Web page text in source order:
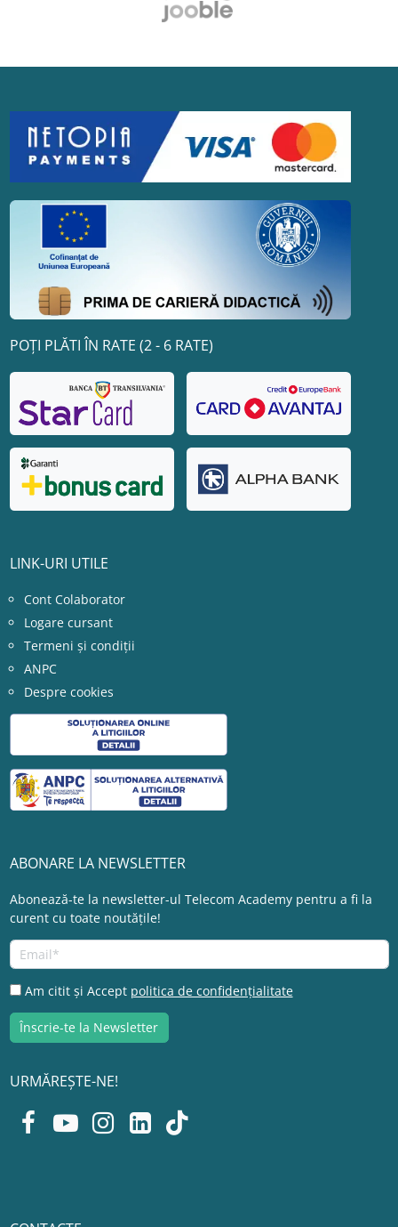
POȚI PLĂTI ÎN RATE (2 - 6 RATE)
LINK-URI UTILE
Cont Colaborator
Logare cursant
Termeni și condiții
ANPC
Despre cookies
ABONARE LA NEWSLETTER
Abonează-te la newsletter-ul Telecom Academy pentru a fi la
curent cu toate noutățile!
Am citit și Accept politica de confidențialitate
URMĂREȘTE-NE!